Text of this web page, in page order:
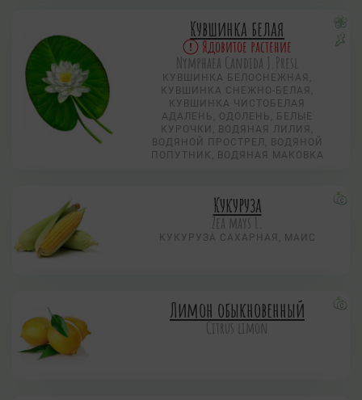
Кувшинка белая
Ядовитое растение
Nymphаеа Candida J.Presl
КУВШИНКА БЕЛОСНЕЖНАЯ,
КУВШИНКА СНЕЖНО-БЕЛАЯ,
КУВШИНКА ЧИСТОБЕЛАЯ
АДАЛЕНЬ, ОДОЛЕНЬ, БЕЛЫЕ
КУРОЧКИ, ВОДЯНАЯ ЛИЛИЯ,
ВОДЯНОЙ ПРОСТРЕЛ, ВОДЯНОЙ
ПОПУТНИК, ВОДЯНАЯ МАКОВКА
Кукуруза
Zea mays L.
КУКУРУЗА САХАРНАЯ, МАИС
Лимон обыкновенный
Citrus limon